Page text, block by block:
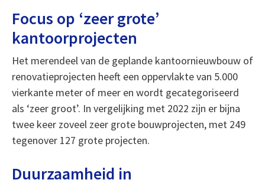
Focus op ‘zeer grote’
kantoorprojecten
Het merendeel van de geplande kantoornieuwbouw of
renovatieprojecten heeft een oppervlakte van 5.000
vierkante meter of meer en wordt gecategoriseerd
als ‘zeer groot’. In vergelijking met 2022 zijn er bijna
twee keer zoveel zeer grote bouwprojecten, met 249
tegenover 127 grote projecten.
Duurzaamheid in